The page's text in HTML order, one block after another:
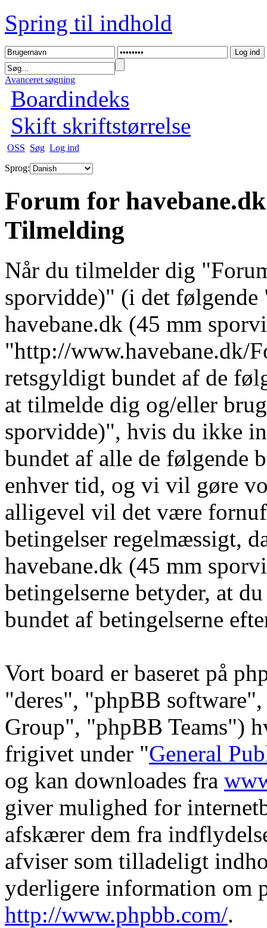
Spring til indhold
Avanceret søgning
Boardindeks
Skift skriftstørrelse
OSS Søg Log ind
Sprog:
Forum for
Tilmelding
Når du tilmelder dig
sporvidde)" (i det
havebane.dk (45 mm
"http://
retsgyldigt bundet af de
at tilmelde dig og/eller
sporvidde)", hvis du ikke
bundet af alle de følgende
enhver tid, og vi vil gøre
alligevel vil det være
betingelser regelmæssigt,
havebane.dk (45 mm
betingelserne betyder, at
bundet af betingelserne
Vort board er baseret på
"deres", "phpBB
Group", "phpBB Teams")
frigivet under "General
og kan downloades fra
giver mulighed for
afskærer dem fra
afviser som tilladeligt
yderligere information om
http://www.phpbb.com/.